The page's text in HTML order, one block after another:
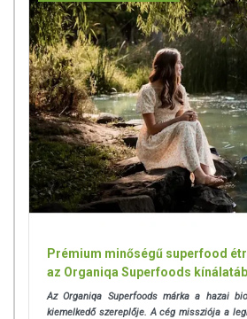
Prémium minőségű superfood
az Organiqa Superfoods
Az Organiqa Superfoods márka a hazai
kiemelkedő szereplője. A cég missziója a